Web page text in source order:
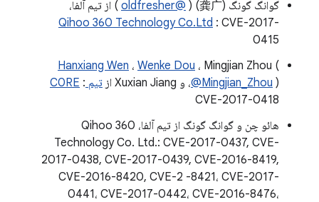
گوانگ گونگ (龚广) ( @oldfresher
) از تیم آلفا،
Qihoo 360 Technology Co.Ltd : CVE-2017-
0415
Hanxiang Wen ، Wenke Dou ، Mingjian Zhou (
@Mingjian_Zhou )، و Xuxian Jiang از تیم C0RE :
CVE-2017-0418
هائو چن و گوانگ گونگ از تیم آلفا، Qihoo 360
Technology Co. Ltd.: CVE-2017-0437, CVE-
2017-0438, CVE-2017-0439, CVE-2016-8419,
CVE-2016-8420, CVE-2 -8421، CVE-2017-
0441، CVE-2017-0442، CVE-2016-8476،